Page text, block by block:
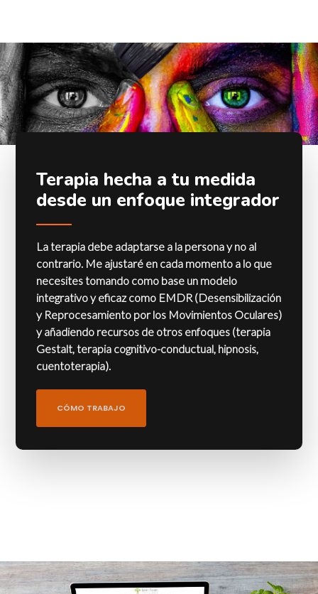
Terapia hecha a tu medida
desde un enfoque integrador
La terapia debe adaptarse a la persona y no al
contrario. Me ajustaré en cada momento a lo que
necesites tomando como base un modelo
integrativo y eficaz como EMDR (Desensibilización
y Reprocesamiento por los Movimientos Oculares)
y añadiendo recursos de otros enfoques (terapia
Gestalt, terapia cognitivo-conductual, hipnosis,
cuentoterapia).
CÓMO TRABAJO